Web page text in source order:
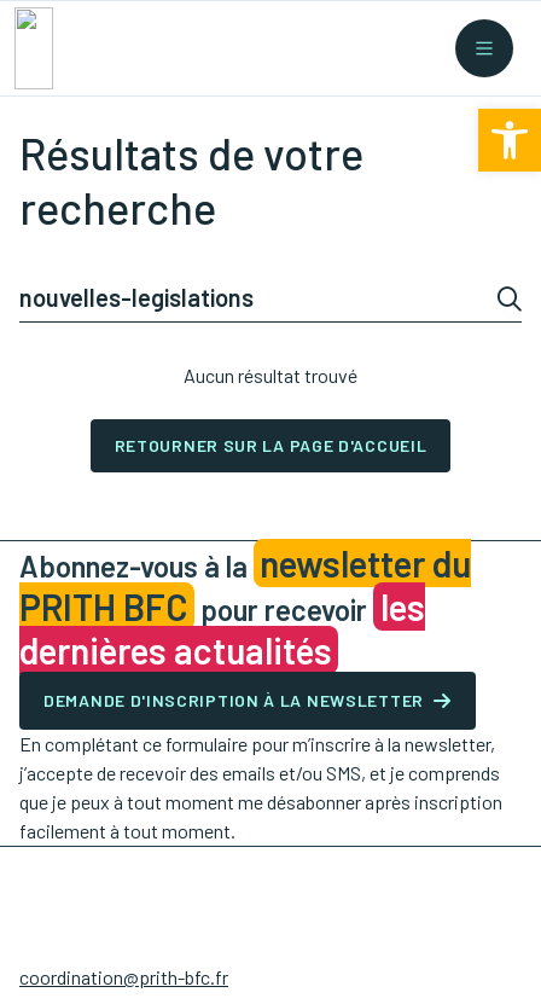
Collectes Nouvelles législations/
Résultats de votre
recherche
Aucun résultat trouvé
RETOURNER SUR LA PAGE D'ACCUEIL
Abonnez-vous à la newsletter du
PRITH BFC pour recevoir les
dernières actualités
DEMANDE D'INSCRIPTION À LA NEWSLETTER
En complétant ce formulaire pour m’inscrire à la newsletter,
j’accepte de recevoir des emails et/ou SMS, et je comprends
que je peux à tout moment me désabonner après inscription
facilement à tout moment.
coordination@prith-bfc.fr